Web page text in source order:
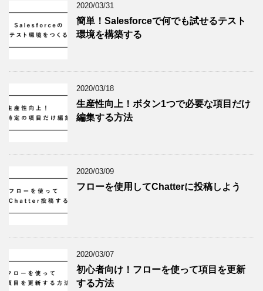
2020/03/31
簡単！Salesforceで何でも試せるテスト
環境を構築する
2020/03/18
生産性向上！ボタン1つで必要な項目だけ
編集する方法
2020/03/09
フローを使用してChatterに投稿しよう
2020/03/07
初心者向け！フローを使って項目を更新
する方法